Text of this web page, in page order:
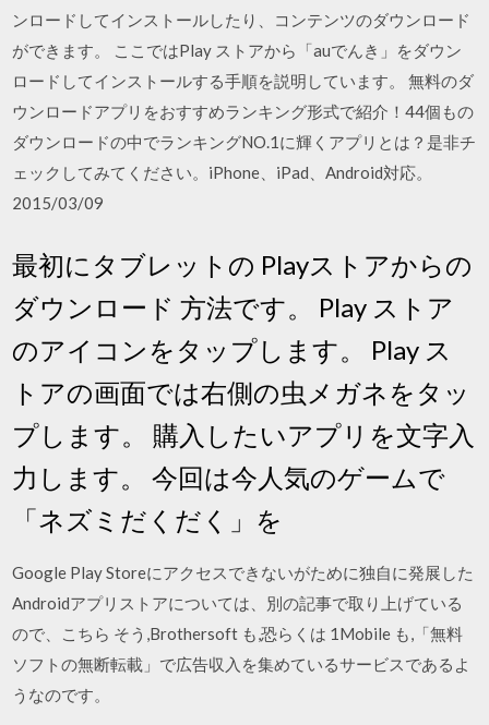
ンロードしてインストールしたり、コンテンツのダウンロード
ができます。 ここではPlay ストアから「auでんき」をダウン
ロードしてインストールする手順を説明しています。 無料のダ
ウンロードアプリをおすすめランキング形式で紹介！44個もの
ダウンロードの中でランキングNO.1に輝くアプリとは？是非チ
ェックしてみてください。iPhone、iPad、Android対応。
2015/03/09
最初にタブレットの Playストアからの
ダウンロード 方法です。 Play ストア
のアイコンをタップします。 Play ス
トアの画面では右側の虫メガネをタッ
プします。 購入したいアプリを文字入
力します。 今回は今人気のゲームで
「ネズミだくだく」を
Google Play Storeにアクセスできないがために独自に発展した
Androidアプリストアについては、別の記事で取り上げている
ので、こちら そう,Brothersoft も,恐らくは 1Mobile も,「無料
ソフトの無断転載」で広告収入を集めているサービスであるよ
うなのです。